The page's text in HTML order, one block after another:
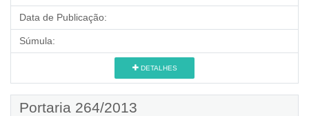
Data de Publicação:
Súmula:
DETALHES
Portaria 264/2013